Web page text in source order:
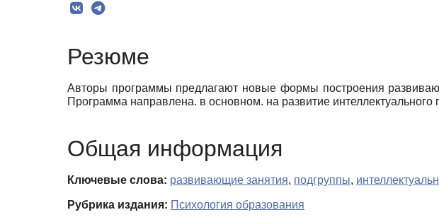
Резюме
Авторы программы предлагают новые формы построения
Программа направлена. в основном. на развитие интеллектуального
Общая информация
Ключевые слова: развивающие занятия, подгруппы,
Рубрика издания: Психология образования